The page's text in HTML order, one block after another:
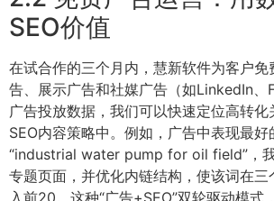
SEO价值
在试合作的三个月内，慧新软件为客户
告、展示广告和社媒广告（如LinkedIn
广告投放数据，我们可以快速定位高转化
SEO内容策略中。例如，广告中表现最好
“industrial water pump for oil field”，
专题页面，并优化内链结构，使该词在